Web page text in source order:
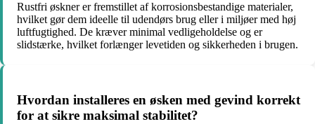
Rustfri øskner er fremstillet af korrosionsbestandige materialer,
hvilket gør dem ideelle til udendørs brug eller i miljøer med høj
luftfugtighed. De kræver minimal vedligeholdelse og er
slidstærke, hvilket forlænger levetiden og sikkerheden i brugen.
Hvordan installeres en øsken med gevind korrekt
for at sikre maksimal stabilitet?